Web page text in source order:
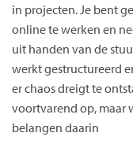
in projecten. Je bent
online te werken en
uit handen van de
werkt gestructureerd
er chaos dreigt te
voortvarend op, maar
belangen daarin